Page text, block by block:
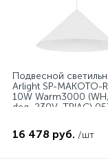
Подвесной
Arlight SP-MAKOTO-
10W Warm3000
deg, 230V, TRIAC)
16 478 руб. /шт